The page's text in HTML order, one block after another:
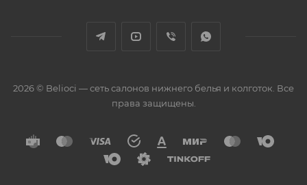
2026 © Belioci — сеть салонов нижнего белья и колготок. Все
права защищены.